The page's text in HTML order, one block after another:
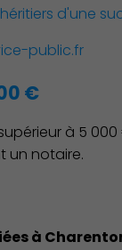
d'une
public.fr
€
à 5 000
un notaire.
à